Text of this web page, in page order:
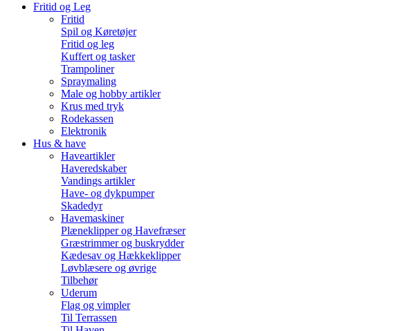
Fritid og Leg
Fritid
Spil og Køretøjer
Fritid og leg
Kuffert og tasker
Trampoliner
Spraymaling
Male og hobby artikler
Krus med tryk
Rodekassen
Elektronik
Hus & have
Haveartikler
Haveredskaber
Vandings artikler
Have- og dykpumper
Skadedyr
Havemaskiner
Plæneklipper og Havefræser
Græstrimmer og buskrydder
Kædesav og Hækkeklipper
Løvblæsere og øvrige
Tilbehør
Uderum
Flag og vimpler
Til Terrassen